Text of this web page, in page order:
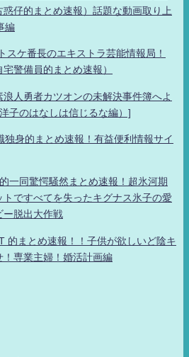
仔的まとめ速報）話題な動画取り上
編
スケ番長のエキストラ芸能情報局！
警備員的まとめ速報）
人勇者カツオンの未解決事件簿へよ
子のはなしは信じるな編）]
身的まとめ速報！有益便利情報サイ
一同驚愕騒然まとめ速報！超氷河期
ですべてを失ったキグナス氷子の愛
ー脱出大作戦
的まとめ速報！！子供が欲しいど陰キ
！専業主婦！婚活計画編